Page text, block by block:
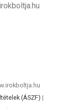
(ÁSZF) |